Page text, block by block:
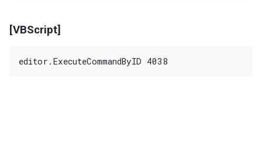
[VBScript]